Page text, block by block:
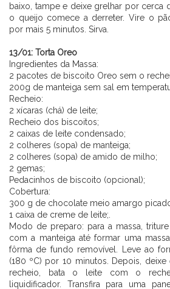
baixo, tampe e deixe grelhar por cerca
o queijo comece a derreter. Vire o
por mais 5 minutos. Sirva.
13/01: Torta Oreo
Ingredientes da Massa:
2 pacotes de biscoito Oreo sem o
200g de manteiga sem sal em
Recheio:
2 xícaras (chá) de leite;
Recheio dos biscoitos;
2 caixas de leite condensado;
2 colheres (sopa) de manteiga;
2 colheres (sopa) de amido de milho;
2 gemas;
Pedacinhos de biscoito (opcional);
Cobertura:
300 g de chocolate meio amargo
1 caixa de creme de leite;.
Modo de preparo: para a massa,
com a manteiga até formar uma
fôrma de fundo removível. Leve ao
(180 ºC) por 10 minutos. Depois, deixe
recheio, bata o leite com o
liquidificador. Transfira para uma